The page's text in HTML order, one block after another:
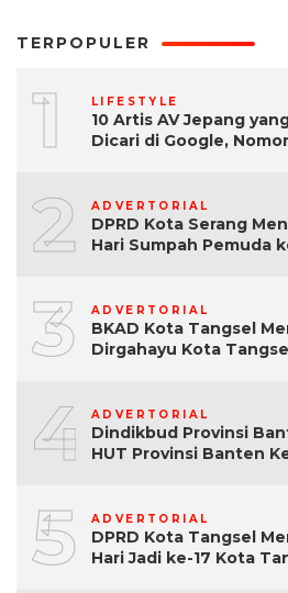
TERPOPULER
1 LIFESTYLE
10 Artis AV Jepang
Dicari di Google,
2 ADVERTORIAL
DPRD Kota Serang
Hari Sumpah Pemuda
3 ADVERTORIAL
BKAD Kota Tangsel
Dirgahayu Kota
4 ADVERTORIAL
Dindikbud Provinsi
HUT Provinsi Banten
5 ADVERTORIAL
DPRD Kota Tangsel
Hari Jadi ke-17 Kota